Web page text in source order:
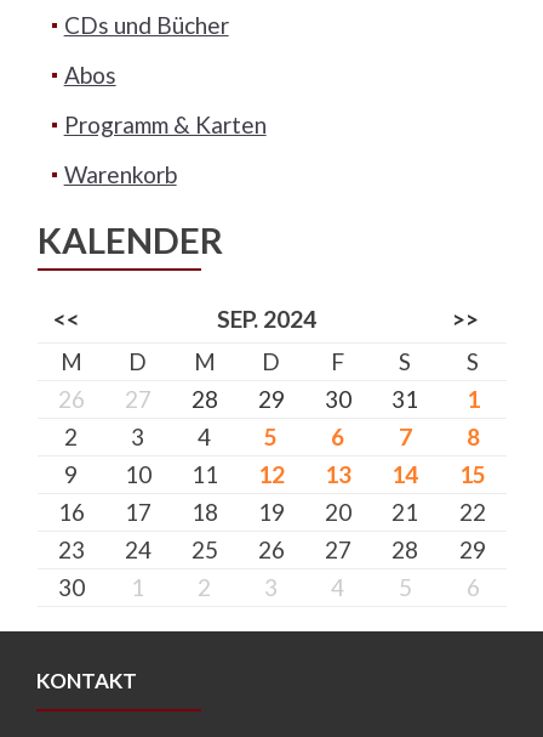
CDs und Bücher
Abos
Programm & Karten
Warenkorb
KALENDER
<< SEP. 2024
>>
M
D M D F S
S
26
27 28 29 30 31
1
2
3 4 5 6 7
8
9
10 11 12 13 14
15
16
17 18 19 20 21
22
23
24 25 26 27 28
29
30
1 2 3 4 5 6
KONTAKT